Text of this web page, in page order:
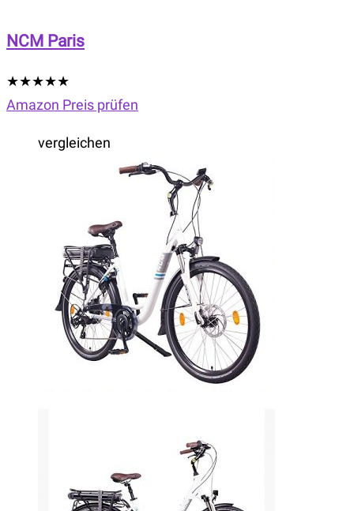
NCM Paris
★★★★★
Amazon Preis prüfen
vergleichen